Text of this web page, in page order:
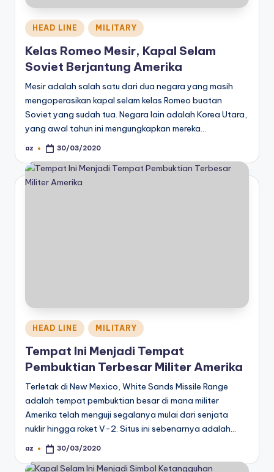
Posted
in
HEAD LINE MILITARY
Kelas Romeo Mesir, Kapal Selam
Soviet Berjantung Amerika
Mesir adalah salah satu dari dua negara yang masih
mengoperasikan kapal selam kelas Romeo buatan
Soviet yang sudah tua. Negara lain adalah Korea Utara,
yang awal tahun ini mengungkapkan mereka…
Posted
az 30/03/2020
Posted
in
HEAD LINE MILITARY
Tempat Ini Menjadi Tempat
Pembuktian Terbesar Militer Amerika
Terletak di New Mexico, White Sands Missile Range
adalah tempat pembuktian besar di mana militer
Amerika telah menguji segalanya mulai dari senjata
nuklir hingga roket V-2. Situs ini sebenarnya adalah…
Posted
az 30/03/2020